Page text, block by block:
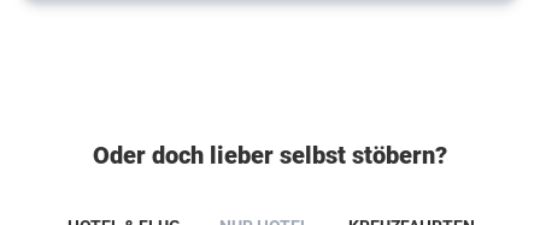
Oder doch lieber selbst stöbern?